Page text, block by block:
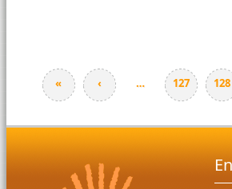
Páginas
« ‹ … 127 128